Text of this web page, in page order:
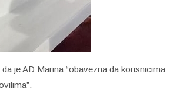
je AD Marina “obavezna da korisnicima